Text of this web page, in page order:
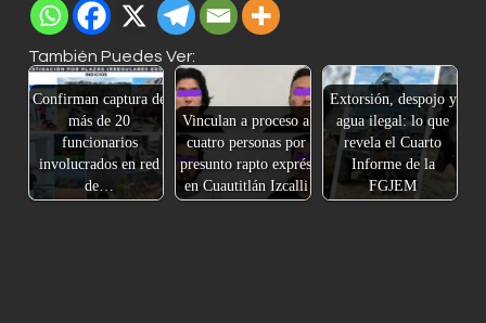
También Puedes Ver:
Confirman captura de
más de 20
funcionarios
involucrados en red
de…
Vinculan a proceso a
cuatro personas por
presunto rapto exprés
en Cuautitlán Izcalli
Extorsión, despojo y
agua ilegal: lo que
revela el Cuarto
Informe de la
FGJEM